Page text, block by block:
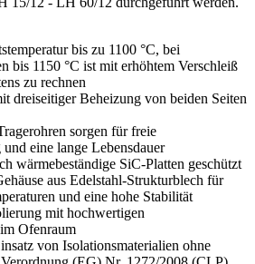
bis zu 1100 °C, bei
bis 1150 °C ist mit erhöhtem Verschleiß
zu rechnen
dreiseitiger Beheizung von beiden Seiten
sorgen für freie
eine lange Lebensdauer
wärmebeständige SiC-Platten geschützt
aus Edelstahl-Strukturblech für
und eine hohe Stabilität
mit hochwertigen
Ofenraum
von Isolationsmaterialien ohne